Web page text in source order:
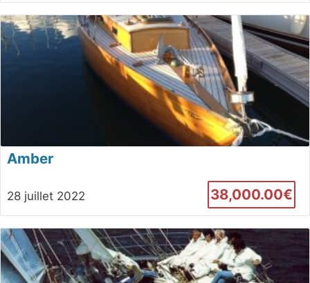
Amber
28 juillet 2022 38,000.00€